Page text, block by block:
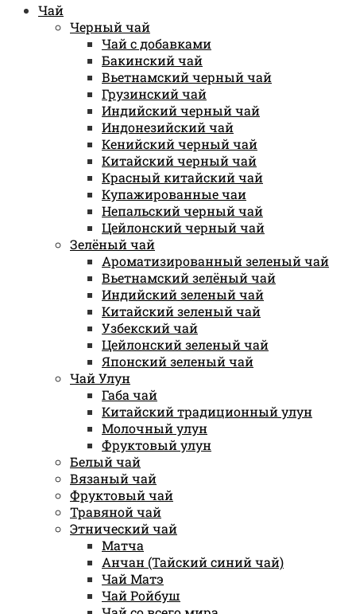
Чай
Черный чай
Чай с добавками
Бакинский чай
Вьетнамский черный чай
Грузинский чай
Индийский черный чай
Индонезийский чай
Кенийский черный чай
Китайский черный чай
Красный китайский чай
Купажированные чаи
Непальский черный чай
Цейлонский черный чай
Зелёный чай
Ароматизированный зеленый чай
Вьетнамский зелёный чай
Индийский зеленый чай
Китайский зеленый чай
Узбекский чай
Цейлонский зеленый чай
Японский зеленый чай
Чай Улун
Габа чай
Китайский традиционный улун
Молочный улун
Фруктовый улун
Белый чай
Вязаный чай
Фруктовый чай
Травяной чай
Этнический чай
Матча
Анчан (Тайский синий чай)
Чай Матэ
Чай Ройбуш